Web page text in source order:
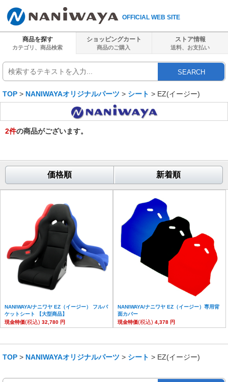
OFFICIAL WEB SITE
商品を探す
カテゴリ、商品検索
ショッピングカート
商品のご購入
ストア情報
送料、 お支払い
SEARCH
TOP > NANIWAYAオリジナルパーツ > シート > EZ(イージー)
2件の商品がございます。
価格順 新着順
NANIWAYA/ナニワヤ EZ（イージー） フルバ
ケットシート 【大型商品】
現金特価(税込) 32,780 円
NANIWAYA/ナニワヤ EZ（イージー）専用背
面カバー
現金特価(税込) 4,378 円
TOP > NANIWAYAオリジナルパーツ > シート > EZ(イージー)